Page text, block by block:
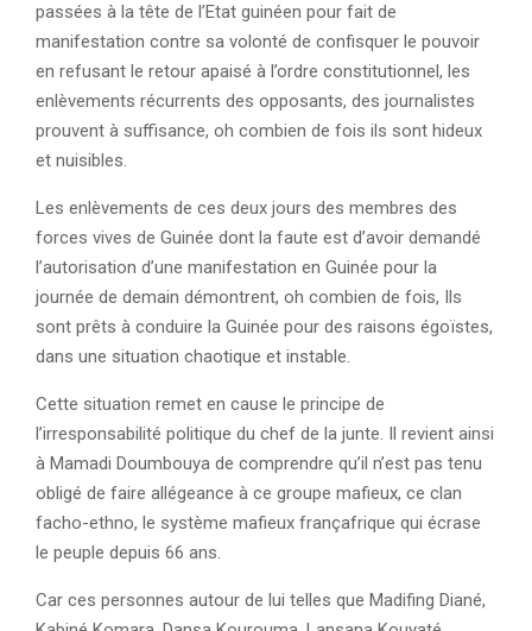
passées à la tête de l’Etat guinéen pour fait de
manifestation contre sa volonté de confisquer le pouvoir
en refusant le retour apaisé à l’ordre constitutionnel, les
enlèvements récurrents des opposants, des journalistes
prouvent à suffisance, oh combien de fois ils sont hideux
et nuisibles.
Les enlèvements de ces deux jours des membres des
forces vives de Guinée dont la faute est d’avoir demandé
l’autorisation d’une manifestation en Guinée pour la
journée de demain démontrent, oh combien de fois, Ils
sont prêts à conduire la Guinée pour des raisons égoïstes,
dans une situation chaotique et instable.
Cette situation remet en cause le principe de
l’irresponsabilité politique du chef de la junte. Il revient ainsi
à Mamadi Doumbouya de comprendre qu’il n’est pas tenu
obligé de faire allégeance à ce groupe mafieux, ce clan
facho-ethno, le système mafieux françafrique qui écrase
le peuple depuis 66 ans.
Car ces personnes autour de lui telles que Madifing Diané,